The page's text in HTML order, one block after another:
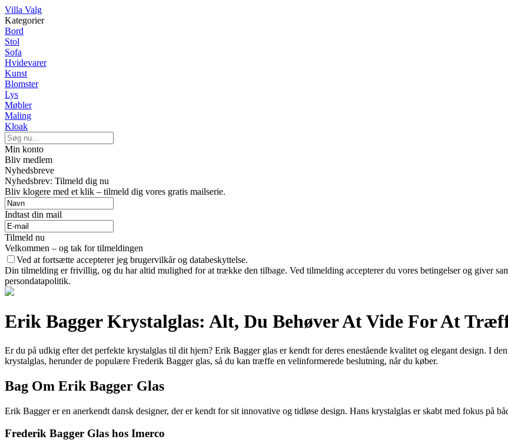
Villa Valg
Kategorier
Bord
Stol
Sofa
Hvidevarer
Kunst
Blomster
Lys
Møbler
Maling
Kloak
Min konto
Bliv medlem
Nyhedsbreve
Nyhedsbrev: Tilmeld dig nu
Bliv klogere med et klik – tilmeld dig vores gratis mailserie.
Indtast din mail
Tilmeld nu
Velkommen – og tak for tilmeldingen
Ved at fortsætte accepterer jeg brugervilkår og databeskyttelse.
Din tilmelding er frivillig, og du har altid mulighed for at trække den tilbage. Ved tilmelding accepterer du vores betingelser og giver
persondatapolitik.
Erik Bagger Krystalglas: Alt, Du Behøver At Vide For At
Er du på udkig efter det perfekte krystalglas til dit hjem? Erik Bagger glas er kendt for deres enestående kvalitet og elegant design. I
krystalglas, herunder de populære Frederik Bagger glas, så du kan træffe en velinformerede beslutning, når du køber.
Bag Om Erik Bagger Glas
Erik Bagger er en anerkendt dansk designer, der er kendt for sit innovative og tidløse design. Hans krystalglas er skabt med fokus på
Frederik Bagger Glas hos Imerco